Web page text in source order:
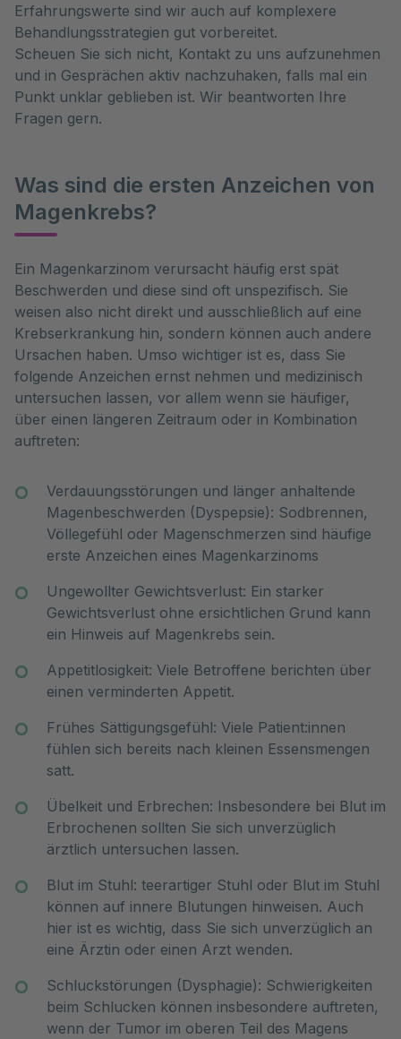
Erfahrungswerte sind wir auch auf komplexere
Behandlungsstrategien gut vorbereitet.
Scheuen Sie sich nicht, Kontakt zu uns aufzunehmen
und in Gesprächen aktiv nachzuhaken, falls mal ein
Punkt unklar geblieben ist. Wir beantworten Ihre
Fragen gern.
Was sind die ersten Anzeichen von
Magenkrebs?
Ein Magenkarzinom verursacht häufig erst spät
Beschwerden und diese sind oft unspezifisch. Sie
weisen also nicht direkt und ausschließlich auf eine
Krebserkrankung hin, sondern können auch andere
Ursachen haben. Umso wichtiger ist es, dass Sie
folgende Anzeichen ernst nehmen und medizinisch
untersuchen lassen, vor allem wenn sie häufiger,
über einen längeren Zeitraum oder in Kombination
auftreten:
Verdauungsstörungen und länger anhaltende
Magenbeschwerden (Dyspepsie): Sodbrennen,
Völlegefühl oder Magenschmerzen sind häufige
erste Anzeichen eines Magenkarzinoms
Ungewollter Gewichtsverlust: Ein starker
Gewichtsverlust ohne ersichtlichen Grund kann
ein Hinweis auf Magenkrebs sein.
Appetitlosigkeit: Viele Betroffene berichten über
einen verminderten Appetit.
Frühes Sättigungsgefühl: Viele Patient:innen
fühlen sich bereits nach kleinen Essensmengen
satt.
Übelkeit und Erbrechen: Insbesondere bei Blut im
Erbrochenen sollten Sie sich unverzüglich
ärztlich untersuchen lassen.
Blut im Stuhl: teerartiger Stuhl oder Blut im Stuhl
können auf innere Blutungen hinweisen. Auch
hier ist es wichtig, dass Sie sich unverzüglich an
eine Ärztin oder einen Arzt wenden.
Schluckstörungen (Dysphagie): Schwierigkeiten
beim Schlucken können insbesondere auftreten,
wenn der Tumor im oberen Teil des Magens